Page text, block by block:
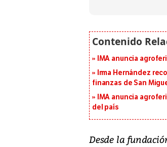
IMA anuncia
Irma Hernández
finanzas de San
IMA anuncia
del país
Desde la